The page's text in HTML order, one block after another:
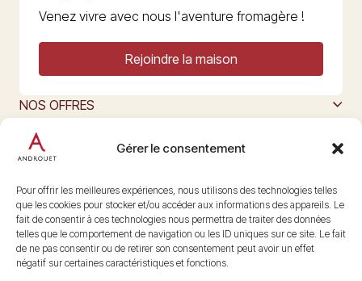
Gérer le consentement
Pour offrir les meilleures expériences, nous utilisons des technologies telles
que les cookies pour stocker et/ou accéder aux informations des appareils. Le
fait de consentir à ces technologies nous permettra de traiter des données
telles que le comportement de navigation ou les ID uniques sur ce site. Le fait
de ne pas consentir ou de retirer son consentement peut avoir un effet
négatif sur certaines caractéristiques et fonctions.
Venez vivre avec nous l'aventure fromagère !
Rejoindre la maison
NOS OFFRES
L’ART DU FROMAGE
Nous suivre
@maisonandrouet
Copyright © 2026 Androuet
Site parMake the Grade